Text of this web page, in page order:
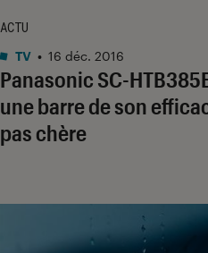
Panasonic SC-
une barre de son
pas chère
ACTU
TV • 16 déc. 2016